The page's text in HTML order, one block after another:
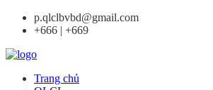
p.qlclbvbd@gmail.com
+666 | +669
Trang chủ